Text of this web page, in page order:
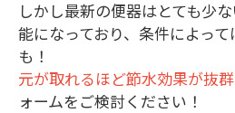
しかし最新の便器はとても少
能になっており、条件によっ
も！
元が取れるほど節水効果が抜群
ォームをご検討ください！